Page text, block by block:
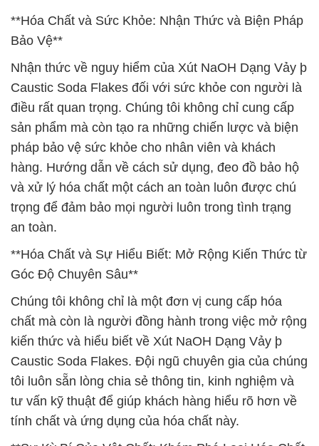
**Hóa Chất và Sức Khỏe: Nhận Thức và Biện Pháp
Bảo Vệ**
Nhận thức về nguy hiểm của Xút NaOH Dạng Vảy þ
Caustic Soda Flakes đối với sức khỏe con người là
điều rất quan trọng. Chúng tôi không chỉ cung cấp
sản phẩm mà còn tạo ra những chiến lược và biện
pháp bảo vệ sức khỏe cho nhân viên và khách
hàng. Hướng dẫn về cách sử dụng, đeo đồ bảo hộ
và xử lý hóa chất một cách an toàn luôn được chú
trọng để đảm bảo mọi người luôn trong tình trạng
an toàn.
**Hóa Chất và Sự Hiểu Biết: Mở Rộng Kiến Thức từ
Góc Độ Chuyên Sâu**
Chúng tôi không chỉ là một đơn vị cung cấp hóa
chất mà còn là người đồng hành trong việc mở rộng
kiến thức và hiểu biết về Xút NaOH Dạng Vảy þ
Caustic Soda Flakes. Đội ngũ chuyên gia của chúng
tôi luôn sẵn lòng chia sẻ thông tin, kinh nghiệm và
tư vấn kỹ thuật để giúp khách hàng hiểu rõ hơn về
tính chất và ứng dụng của hóa chất này.